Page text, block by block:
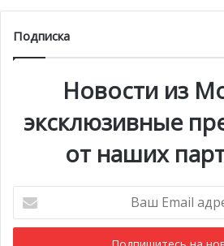
Подписка
Новости из
эксклюзивные
от наших
Email
адрес